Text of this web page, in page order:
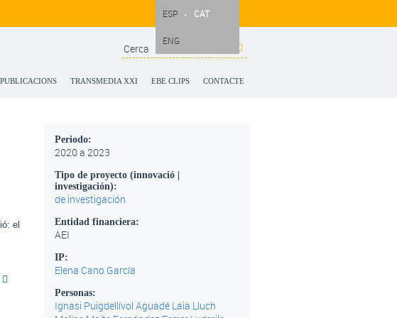
Search form
Search
PUBLICACIONS TRANSMEDIA XXI EBE CLIPS CONTACTE
ESP CAT
ENG
el
Periodo:
2020a 2023
Tipo de proyecto (innovació |
investigación):
de investigación
Entidad financiera:
AEI
IP:
Elena Cano García
Personas:
Ignasi Puigdellívol Aguadé Laia Lluch